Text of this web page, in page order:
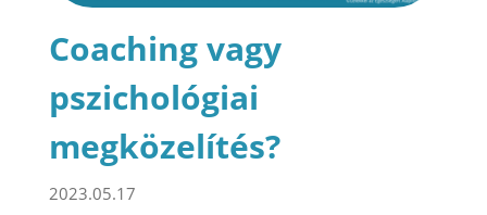
Coaching vagy
pszichológiai
megközelítés?
2023.05.17